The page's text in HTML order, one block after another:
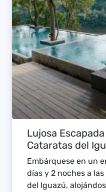
Lujosa
Cataratas del
Embárquese en un
días y 2 noches a
del Iguazú,